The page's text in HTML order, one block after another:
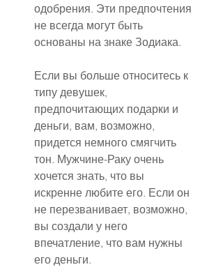
одобрения. Эти предпочтения
не всегда могут быть
основаны на знаке Зодиака.
Если вы больше относитесь к
типу девушек,
предпочитающих подарки и
деньги, вам, возможно,
придется немного смягчить
тон. Мужчине-Раку очень
хочется знать, что вы
искренне любите его. Если он
не перезванивает, возможно,
вы создали у него
впечатление, что вам нужны
его деньги.